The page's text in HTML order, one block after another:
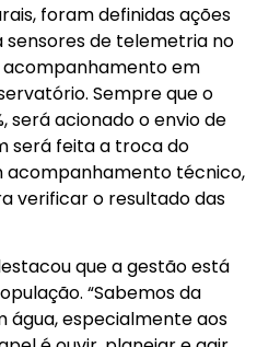
foram definidas ações
sensores de telemetria no
em
Sempre que o
será acionado o envio de
será feita a troca do
acompanhamento técnico,
verificar o resultado das
que a gestão está
“Sabemos da
água, especialmente aos